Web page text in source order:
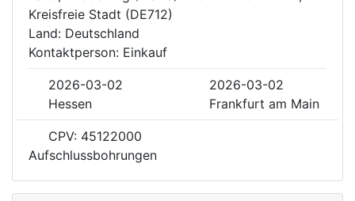
Kreisfreie Stadt (DE712)
Land: Deutschland
Kontaktperson: Einkauf
2026-03-02
2026-03-02
Hessen
Frankfurt am Main
CPV: 45122000
Aufschlussbohrungen